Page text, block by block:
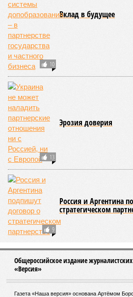
районы.
Невидимый убийца
Упоминают эксперты и жару вкупе с
следующими отсюда лесными
риска запад США, юг Европы,
а также некоторые районы Бразилии
Сахары. Леса начинают гореть всё
достаточно посмотреть
тысяч людей остаются без крова,
Но проблема не только в этом.
огонь уничтожает лесную
и кропотливо созданную человеком
Учитывая то, что пожары начинают
ежегодной реальностью на фоне
год за годом их будет всё больше, и
прочего в большой опасности
зафиксированная в этом и прошлом
Франции, тому лучшее
Есть в перечне A-Z Animals и
смертоносная. Это, в частности,
извержения», о которых мало кто
удушающее газовое облако,
людей и животных. Катастрофа на
в 1986 году остаётся одним из
примеров: более 1700 человек и